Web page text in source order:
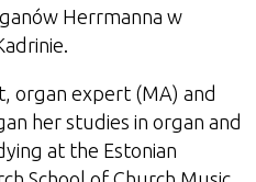
Herrmanna w
organ expert (MA) and
her studies in organ and
at the Estonian